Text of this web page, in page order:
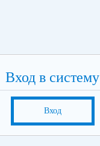
Вход в систему
Вход